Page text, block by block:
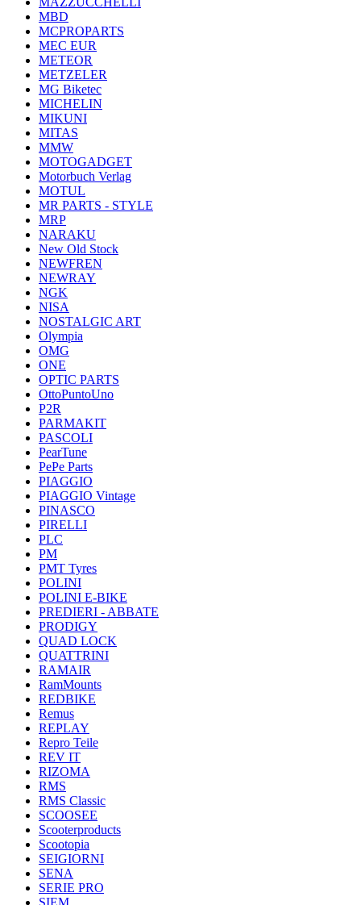
MBD
MCPROPARTS
MEC EUR
METEOR
METZELER
MG Biketec
MICHELIN
MIKUNI
MITAS
MMW
MOTOGADGET
Motorbuch Verlag
MOTUL
MR PARTS - STYLE
MRP
NARAKU
New Old Stock
NEWFREN
NEWRAY
NGK
NISA
NOSTALGIC ART
Olympia
OMG
ONE
OPTIC PARTS
OttoPuntoUno
P2R
PARMAKIT
PASCOLI
PearTune
PePe Parts
PIAGGIO
PIAGGIO Vintage
PINASCO
PIRELLI
PLC
PM
PMT Tyres
POLINI
POLINI E-BIKE
PREDIERI - ABBATE
PRODIGY
QUAD LOCK
QUATTRINI
RAMAIR
RamMounts
REDBIKE
Remus
REPLAY
Repro Teile
REV IT
RIZOMA
RMS
RMS Classic
SCOOSEE
Scooterproducts
Scootopia
SEIGIORNI
SENA
SERIE PRO
SIEM